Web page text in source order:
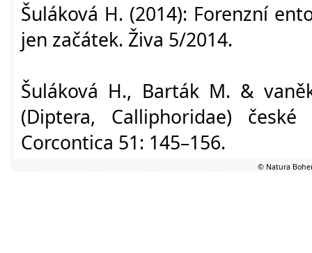
Šuláková H. (2014): Forenzní
jen začátek. Živa 5/2014.
Šuláková H., Barták M. &
(Diptera, Calliphoridae)
Corcontica 51: 145–156.
© Natura